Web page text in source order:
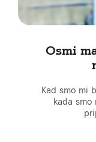
Osmi
Kad smo mi
kada